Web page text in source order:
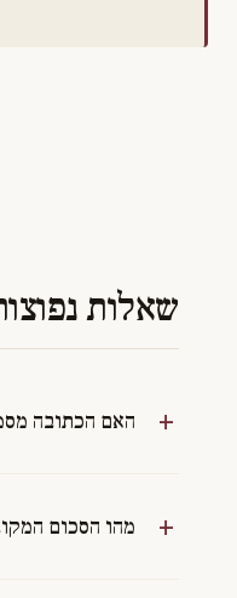
שאלות
האם הכתובה
מהו הסכום